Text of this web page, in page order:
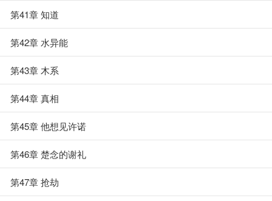
第41章 知道
第42章 水异能
第43章 木系
第44章 真相
第45章 他想见许诺
第46章 楚念的谢礼
第47章 抢劫